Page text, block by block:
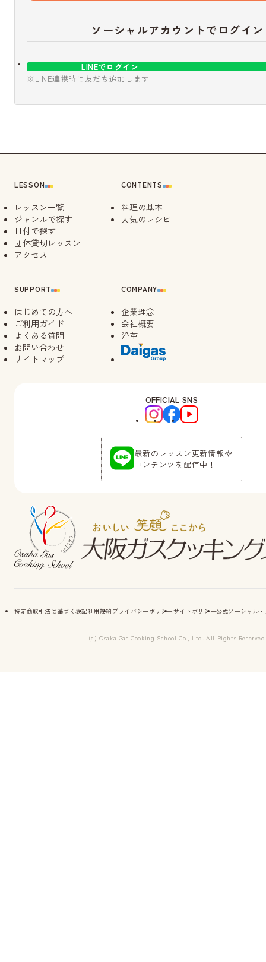
ソーシャルアカウントでログイン
LINEでログイン
※LINE連携時に友だち追加します
LESSON
レッスン一覧
ジャンルで探す
日付で探す
団体貸切レッスン
アクセス
SUPPORT
はじめての方へ
ご利用ガイド
よくある質問
お問い合わせ
サイトマップ
CONTENTS
料理の基本
人気のレシピ
COMPANY
企業理念
会社概要
沿革
OFFICIAL SNS
最新のレッスン更新情報や
コンテンツを配信中！
特定商取引法に基づく表記利用規約 プライバシーポリシーサイトポリシー公式ソーシャル
(c) Osaka Gas Cooking School Co., Ltd. All Rights